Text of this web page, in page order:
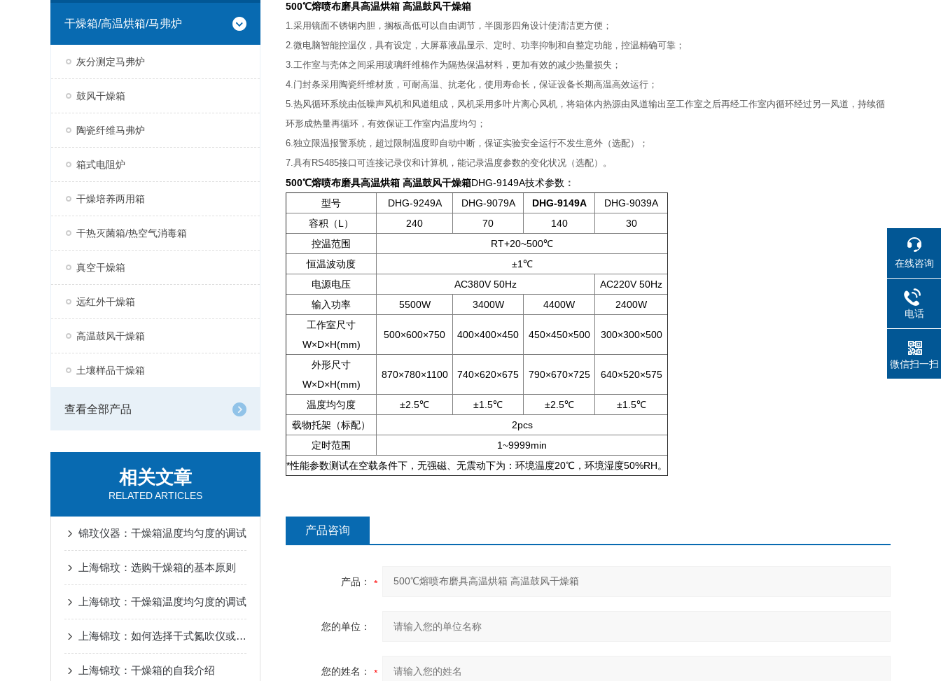
干燥箱/高温烘箱/马弗炉
灰分测定马弗炉
鼓风干燥箱
陶瓷纤维马弗炉
箱式电阻炉
干燥培养两用箱
干热灭菌箱/热空气消毒箱
真空干燥箱
远红外干燥箱
高温鼓风干燥箱
土壤样品干燥箱
查看全部产品
相关文章
RELATED ARTICLES
锦玟仪器：干燥箱温度均匀度的调试
上海锦玟：选购干燥箱的基本原则
上海锦玟：干燥箱温度均匀度的调试
上海锦玟：如何选择干式氮吹仪或者水浴氮吹仪
上海锦玟：干燥箱的自我介绍
500℃熔喷布磨具高温烘箱 高温鼓风干燥箱
1.采用镜面不锈钢内胆，搁板高低可以自由调节，半圆形四角设计使清洁更方便；
2.微电脑智能控温仪，具有设定，大屏幕液晶显示、定时、功率抑制和自整定功能，控温精确可靠；
3.工作室与壳体之间采用玻璃纤维棉作为隔热保温材料，更加有效的减少热量损失；
4.门封条采用陶瓷纤维材质，可耐高温、抗老化，使用寿命长，保证设备长期高温高效运行；
5.热风循环系统由低噪声风机和风道组成，风机采用多叶片离心风机，将箱体内热源由风道输出至工作室之后再经工作室内循环经过另一风道，持续循
环形成热量再循环，有效保证工作室内温度均匀；
6.独立限温报警系统，超过限制温度即自动中断，保证实验安全运行不发生意外（选配）；
7.具有RS485接口可连接记录仪和计算机，能记录温度参数的变化状况（选配）。
500℃熔喷布磨具高温烘箱 高温鼓风干燥箱DHG-9149A​​​技术参数 ：
型号
DHG-9249A DHG-9079A DHG-9149A
DHG-9039A
容积（L）
240 70 140
30
控温范围
RT+20~500℃
恒温波动度
±1℃
电源电压
AC380V 50Hz
AC220V 50Hz
输入功率
5500W 3400W 4400W
2400W
工作室尺寸
W×D×H(mm)
500×600×750 400×400×450 450×450×500 300×300×500
外形尺寸
W×D×H(mm)
870×780×1100 740×620×675 790×670×725 640×520×575
温度均匀度 ±2.5℃ ±1.5℃ ±2.5℃
±1.5℃
载物托架（标配）
2pcs
定时范围
1~9999min
*性能参数测试在空载条件下，无强磁、无震动下为：环境温度20℃，环境湿度50%RH。
产品咨询
产品：
您的单位：
您的姓名：
在线咨询
电话
微信扫一扫